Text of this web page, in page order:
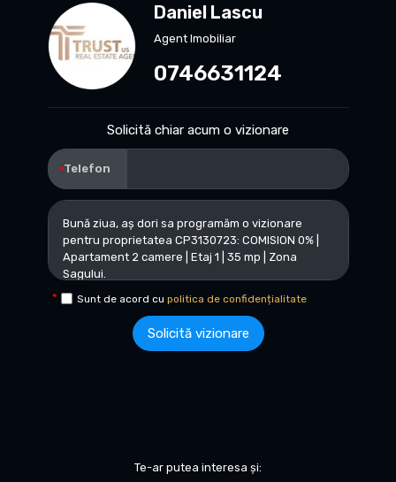
Daniel Lascu
Agent Imobiliar
0746631124
Solicită chiar acum o vizionare
Telefon
Sunt de acord cu politica de confidențialitate
Solicită vizionare
Te-ar putea interesa și: